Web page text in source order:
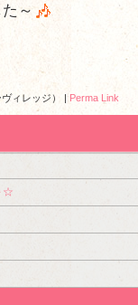
～
ィレッジ） | Perma Link
☆